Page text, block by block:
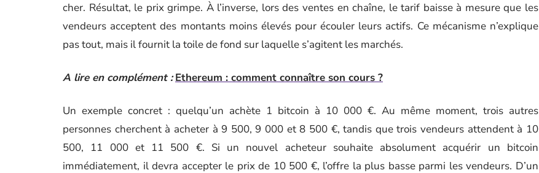
cher. Résultat, le prix grimpe. À l’inverse, lors des ventes en chaîne, le tarif baisse à mesure que les
vendeurs acceptent des montants moins élevés pour écouler leurs actifs. Ce mécanisme n’explique
pas tout, mais il fournit la toile de fond sur laquelle s’agitent les marchés.
A lire en complément : Ethereum : comment connaître son cours ?
Un exemple concret : quelqu’un achète 1 bitcoin à 10 000 €. Au même moment, trois autres
personnes cherchent à acheter à 9 500, 9 000 et 8 500 €, tandis que trois vendeurs attendent à 10
500, 11 000 et 11 500 €. Si un nouvel acheteur souhaite absolument acquérir un bitcoin
immédiatement, il devra accepter le prix de 10 500 €, l’offre la plus basse parmi les vendeurs. D’un